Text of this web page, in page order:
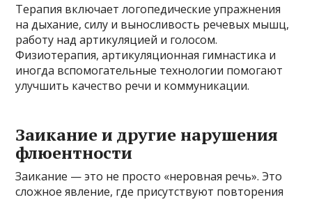
Терапия включает логопедические упражнения
на дыхание, силу и выносливость речевых мышц,
работу над артикуляцией и голосом.
Физиотерапия, артикуляционная гимнастика и
иногда вспомогательные технологии помогают
улучшить качество речи и коммуникации.
Заикание и другие нарушения
флюентности
Заикание — это не просто «неровная речь». Это
сложное явление, где присутствуют повторения